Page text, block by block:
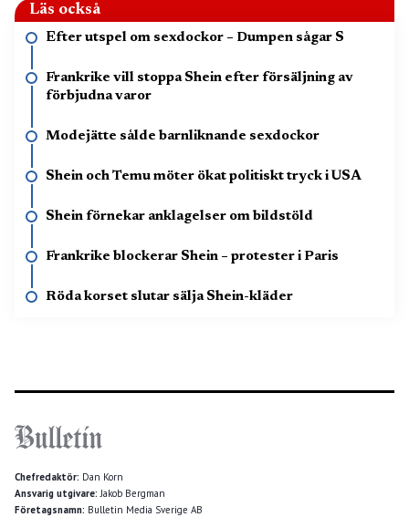
Läs också
Efter utspel om sexdockor – Dumpen sågar S
Frankrike vill stoppa Shein efter försäljning av
förbjudna varor
Modejätte sålde barnliknande sexdockor
Shein och Temu möter ökat politiskt tryck i USA
Shein förnekar anklagelser om bildstöld
Frankrike blockerar Shein – protester i Paris
Röda korset slutar sälja Shein-kläder
Chefredaktör: Dan Korn
Ansvarig utgivare:Jakob Bergman
Företagsnamn: Bulletin Media Sverige AB